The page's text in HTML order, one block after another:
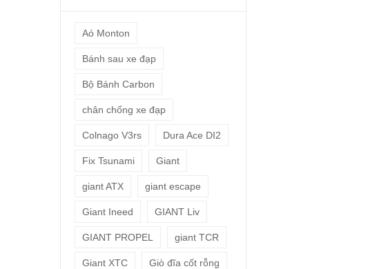
Aó Monton
Bánh sau xe đạp
Bộ Bánh Carbon
chân chống xe đạp
Colnago V3rs Dura Ace DI2
Fix Tsunami Giant
giant ATX giant escape
Giant Ineed GIANT Liv
GIANT PROPEL giant TCR
Giant XTC Giò đĩa cốt rỗng